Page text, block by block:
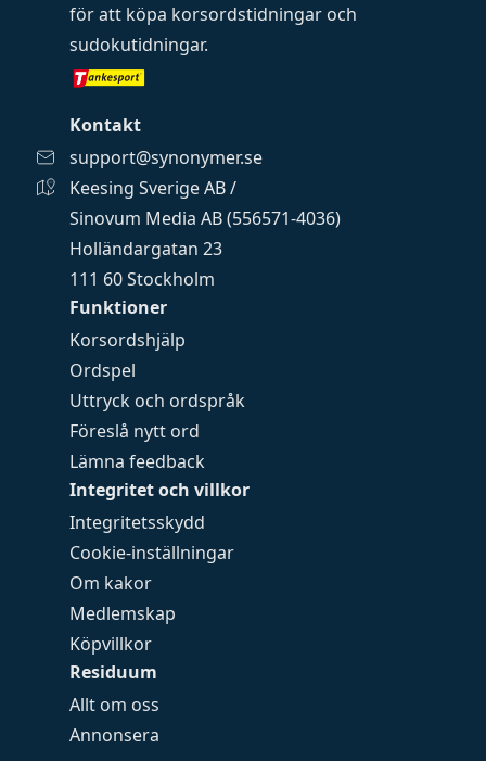
Funktioner
Korsordshjälp
Ordspel
Uttryck och ordspråk
Föreslå nytt ord
Lämna feedback
Integritet och villkor
Integritetsskydd
Cookie-inställningar
Om kakor
Medlemskap
Köpvillkor
Residuum
Allt om oss
Annonsera
för att köpa korsordstidningar och
sudokutidningar.
Kontakt
support@synonymer.se
Keesing Sverige AB /
Sinovum Media AB (556571-4036)
Holländargatan 23
111 60 Stockholm